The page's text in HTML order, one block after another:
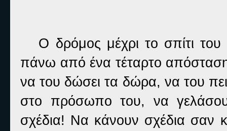
O δρόμος μέχρι το σπίτι
πάνω από ένα τέταρτο
να του δώσει τα δώρα, να του
στο πρόσωπο του, να
σχέδια! Να κάνουν σχέδια σαν